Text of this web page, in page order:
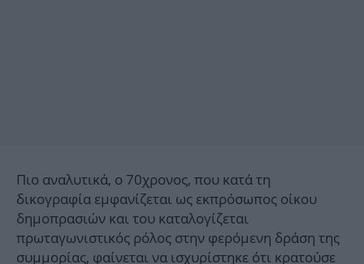
Πιο αναλυτικά, ο 70χρονος, που κατά τη
δικογραφία εμφανίζεται ως εκπρόσωπος οίκου
δημοπρασιών και του καταλογίζεται
πρωταγωνιστικός ρόλος στην φερόμενη δράση της
συμμορίας, φαίνεται να ισχυρίστηκε ότι κρατούσε